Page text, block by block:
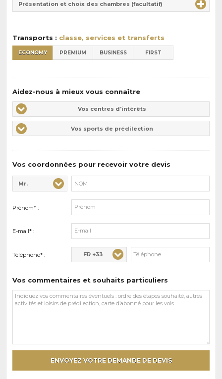
pension
:
Présentation et choix des chambres (facultatif)
Transports : classe, services et transferts
ECONOMY PREMIUM BUSINESS FIRST
Aidez-nous à mieux vous connaître
Vos
centres
d'intérêts
Vos centres d'intérêts
Vos
sports
de
Vos sports de prédilection
Vos coordonnées pour recevoir votre devis
Civilité* :
Mr.
Nom* :
Prénom* :
E-mail* :
Téléphone* : FR +33
Vos commentaires et souhaits particuliers
Vos
commentaires
ENVOYEZ VOTRE DEMANDE DE DEVIS